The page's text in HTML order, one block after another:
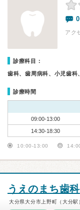
アク
診療科目：
歯科、歯周病科、小児歯
診療時間
09:00-13:00
14:30-18:30
10:00-13:00
うえのまち歯科
大分県大分市上野町（大分駅